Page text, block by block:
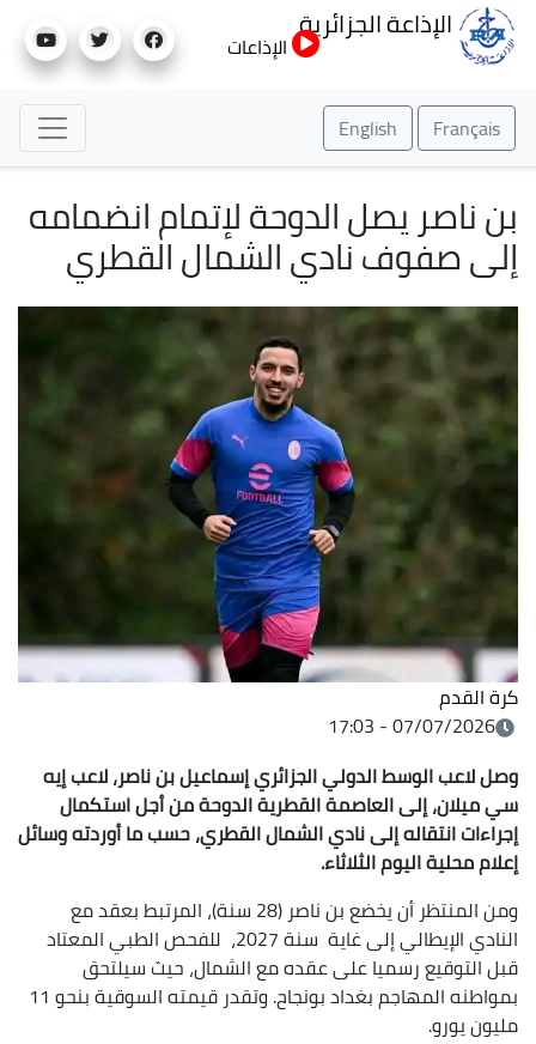
إلى
الإذاعة الجزائرية
الإذاعات
Français
English
بن ناصر يصل الدوحة لإتمام انضمامه
إلى صفوف نادي الشمال القطري
كرة القدم
07/07/2026 - 17:03
وصل لاعب الوسط الدولي الجزائري إسماعيل بن ناصر، لاعب إيه
سي ميلان، إلى العاصمة القطرية الدوحة من أجل استكمال
إجراءات انتقاله إلى نادي الشمال القطري، حسب ما أوردته وسائل
إعلام محلية اليوم الثلاثاء.
ومن المنتظر أن يخضع بن ناصر (28 سنة)، المرتبط بعقد مع
النادي الإيطالي إلى غاية سنة 2027، للفحص الطبي المعتاد
قبل التوقيع رسميا على عقده مع الشمال، حيث سيلتحق
بمواطنه المهاجم بغداد بونجاح. وتقدر قيمته السوقية بنحو 11
مليون يورو.